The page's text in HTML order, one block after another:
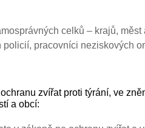
celků – krajů,
policií, pracovníci neziskových
zvířat proti týrání, ve
a obcí: